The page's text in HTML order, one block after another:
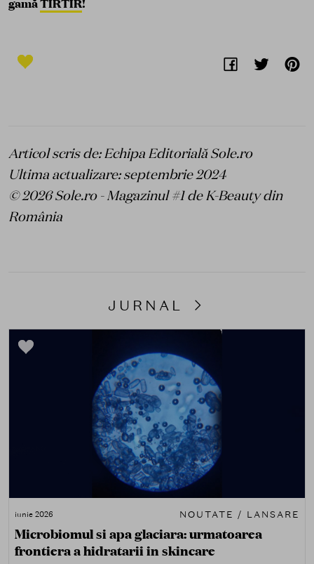
gamăTIRTIR!
Articol scris de: Echipa Editorială Sole.ro
Ultima actualizare: septembrie 2024
© 2026 Sole.ro - Magazinul #1 de K-Beauty din
România
JURNAL
iunie 2026 NOUTATE / LANSARE
Microbiomul si apa glaciara: urmatoarea
frontiera a hidratarii in skincare